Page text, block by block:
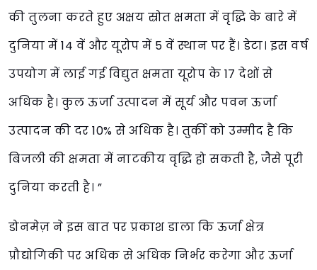
की तुलना करते हुए अक्षय स्रोत क्षमता में वृद्धि के बारे में
दुनिया में 14 वें और यूरोप में 5 वें स्थान पर हैं। डेटा। इस वर्ष
उपयोग में लाई गई विद्युत क्षमता यूरोप के 17 देशों से
अधिक है। कुल ऊर्जा उत्पादन में सूर्य और पवन ऊर्जा
उत्पादन की दर 10% से अधिक है। तुर्की को उम्मीद है कि
बिजली की क्षमता में नाटकीय वृद्धि हो सकती है, जैसे पूरी
दुनिया करती है। ”
डोनमेज़ ने इस बात पर प्रकाश डाला कि ऊर्जा क्षेत्र
प्रौद्योगिकी पर अधिक से अधिक निर्भर करेगा और ऊर्जा